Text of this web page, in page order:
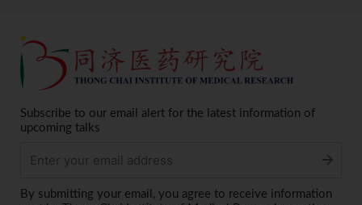
Subscribe to our email alert for the latest information of
upcoming talks
Alternative:
By submitting your email, you agree to receive information